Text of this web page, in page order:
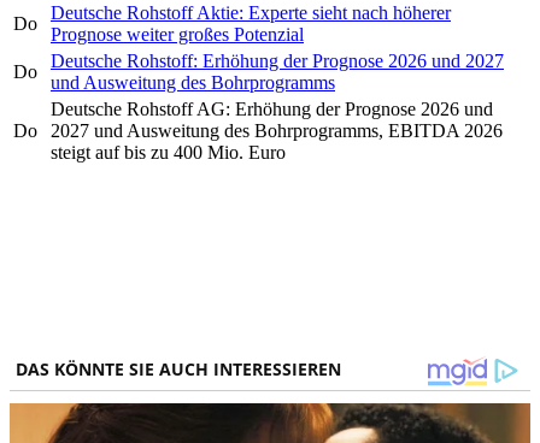
Do
Deutsche Rohstoff Aktie: Experte sieht nach höherer
Prognose weiter großes Potenzial
Do
Deutsche Rohstoff: Erhöhung der Prognose 2026 und 2027
und Ausweitung des Bohrprogramms
Do
Deutsche Rohstoff AG: Erhöhung der Prognose 2026 und
2027 und Ausweitung des Bohrprogramms, EBITDA 2026
steigt auf bis zu 400 Mio. Euro